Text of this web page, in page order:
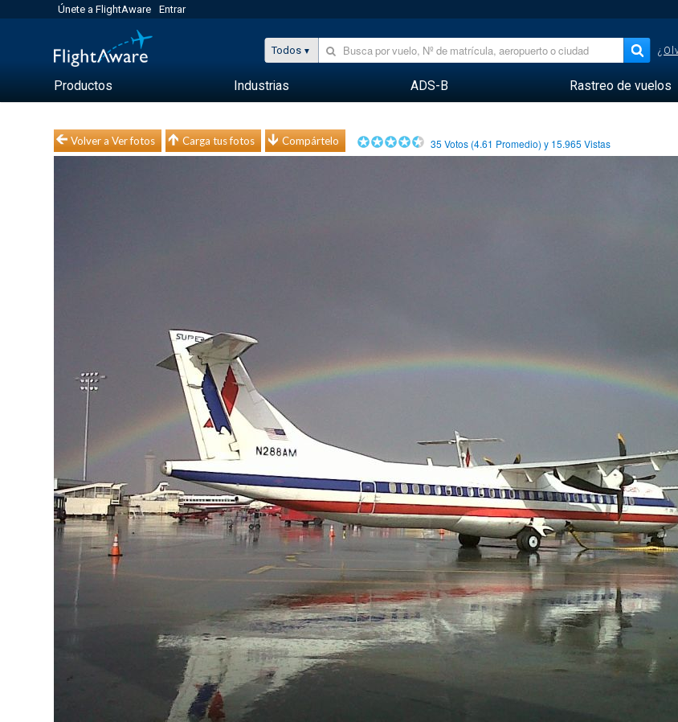
Únete a FlightAware Entrar
Todos
Productos Industrias ADS-B Rastreo de vuelos
Volver a Ver fotos Carga tus fotos Compártelo 35 Votos (4.61 Promedio) y 15.965 Vistas